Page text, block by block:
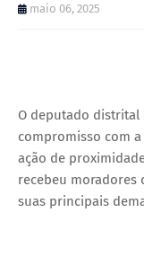
maio 06, 2025
O deputado distrital
compromisso com
ação de
recebeu moradores
suas principais